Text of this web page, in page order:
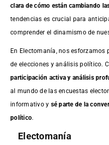
clara de cómo están cambiando
tendencias es crucial para
comprender el dinamismo de
En Electomanía, nos esforzamos
de elecciones y análisis político.
participación activa y análisis
al mundo de las encuestas
informativo y sé parte de la
político.
Electomanía